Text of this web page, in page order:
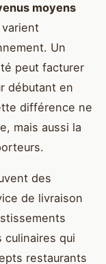
moyens
varient
Un
peut facturer
débutant en
différence ne
mais aussi la
des
de livraison
culinaires qui
restaurants